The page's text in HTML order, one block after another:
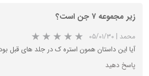
زیر مجموعه ۷ جن است؟
محمد | ۰۵/۰۱/۳۰
آیا این داستان همون استره ک در جلد های قبل
پاسخ دهید